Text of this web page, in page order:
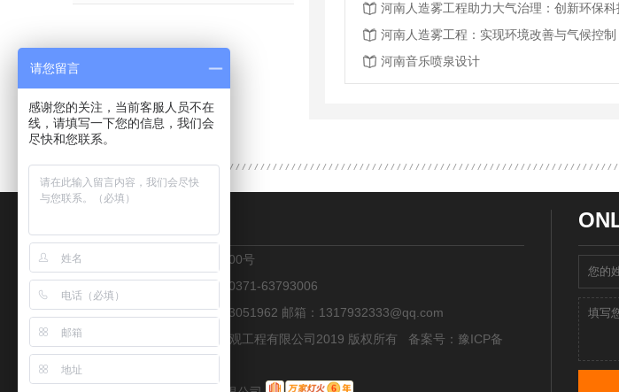
河南人造雾工程助力大气治理：创新环保科
河南人造雾工程：实现环境改善与气候控制
河南音乐喷泉设计
地址：郑州市金水区花园路100号
热线：13223051962 传真：0371-63793006
联系人：张经理 手机：13223051962 邮箱：1317932333@qq.com
Copyright © 郑州兴隆喷泉景观工程有限公司2019 版权所有 备案号： 豫ICP备
18046247号-5
请您留言
感谢您的关注，当前客服人员不在
线，请填写一下您的信息，我们会
尽快和您联系。